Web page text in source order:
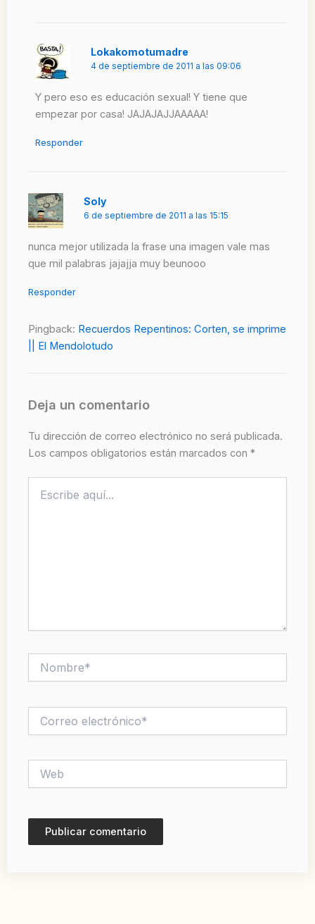
Lokakomotumadre
4 de septiembre de 2011 a las 09:06
Y pero eso es educación sexual! Y tiene que
empezar por casa! JAJAJAJJAAAAA!
Responder
Soly
6 de septiembre de 2011 a las 15:15
nunca mejor utilizada la frase una imagen vale mas
que mil palabras jajajja muy beunooo
Responder
Pingback: Recuerdos Repentinos: Corten, se imprime
|| El Mendolotudo
Deja un comentario
Tu dirección de correo electrónico no será publicada.
Los campos obligatorios están marcados con *
aquí...
electrónico*